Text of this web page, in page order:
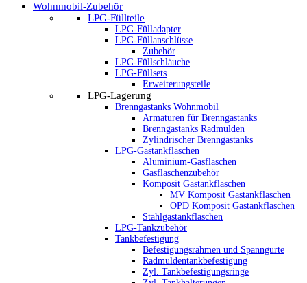
Wohnmobil-Zubehör
LPG-Füllteile
LPG-Fülladapter
LPG-Füllanschlüsse
Zubehör
LPG-Füllschläuche
LPG-Füllsets
Erweiterungsteile
LPG-Lagerung
Brenngastanks Wohnmobil
Armaturen für Brenngastanks
Brenngastanks Radmulden
Zylindrischer Brenngastanks
LPG-Gastankflaschen
Aluminium-Gasflaschen
Gasflaschenzubehör
Komposit Gastankflaschen
MV Komposit Gastankflaschen
OPD Komposit Gastankflaschen
Stahlgastankflaschen
LPG-Tankzubehör
Tankbefestigung
Befestigungsrahmen und Spanngurte
Radmuldentankbefestigung
Zyl. Tankbefestigungsringe